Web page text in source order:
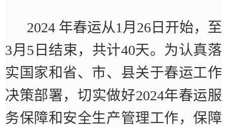
2024 年春运从1月 26日开始，至
3月 5 日结束，共计40天。为认真落
实国家和省、市、县关于春运工作
决策部署，切实做好2024年春运服
务保障和安全生产管理工作，保障